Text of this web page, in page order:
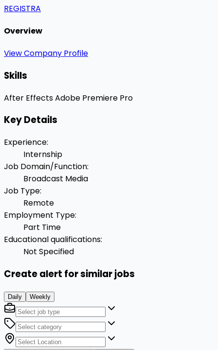
REGISTRA
Overview
View Company Profile
Skills
After EffectsAdobe Premiere Pro
Key Details
Experience:
Internship
Job Domain/Function:
Broadcast Media
Job Type:
Remote
Employment Type:
Part Time
Educational qualifications:
Not Specified
Create alert for similar jobs
Daily Weekly